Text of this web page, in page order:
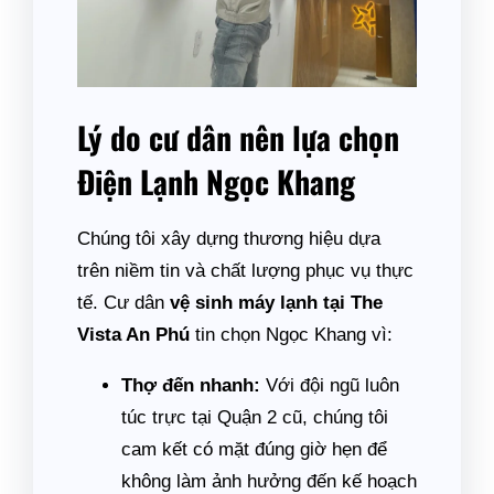
Lý do cư dân nên lựa chọn
Điện Lạnh Ngọc Khang
Chúng tôi xây dựng thương hiệu dựa
trên niềm tin và chất lượng phục vụ thực
tế. Cư dân vệ sinh máy lạnh tại The
Vista An Phú tin chọn Ngọc Khang vì:
Thợ đến nhanh: Với đội ngũ luôn
túc trực tại Quận 2 cũ, chúng tôi
cam kết có mặt đúng giờ hẹn để
không làm ảnh hưởng đến kế hoạch